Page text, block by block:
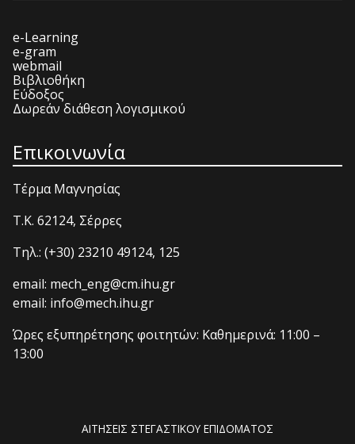
e-Learning
e-gram
webmail
Βιβλιοθήκη
Εύδοξος
Δωρεάν διάθεση λογισμικού
Επικοινωνία
Τέρμα Μαγνησίας
T.K. 62124, Σέρρες
Τηλ.: (+30) 23210 49124, 125
email: mech_eng@cm.ihu.gr
email: info@mech.ihu.gr
Ώρες εξυπηρέτησης φοιτητών: Καθημερινά: 11:00 –
13:00
ΑΙΤΗΣΕΙΣ ΣΤΕΓΑΣΤΙΚΟΥ ΕΠΙΔΟΜΑΤΟΣ